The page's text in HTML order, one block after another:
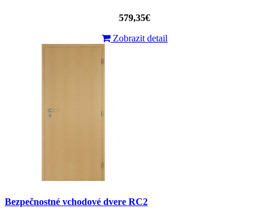
579,35€
Zobrazit detail
Bezpečnostné vchodové dvere RC2